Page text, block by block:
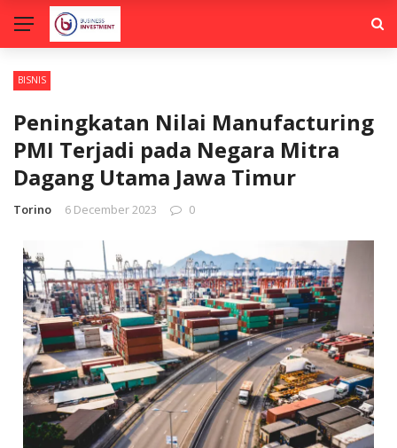
BISNIS
Peningkatan Nilai Manufacturing
PMI Terjadi pada Negara Mitra
Dagang Utama Jawa Timur
Torino 6 December 2023 0